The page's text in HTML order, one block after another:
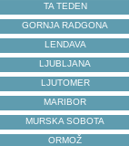
TA TEDEN
GORNJA RADGONA
LENDAVA
LJUBLJANA
LJUTOMER
MARIBOR
MURSKA SOBOTA
ORMOŽ